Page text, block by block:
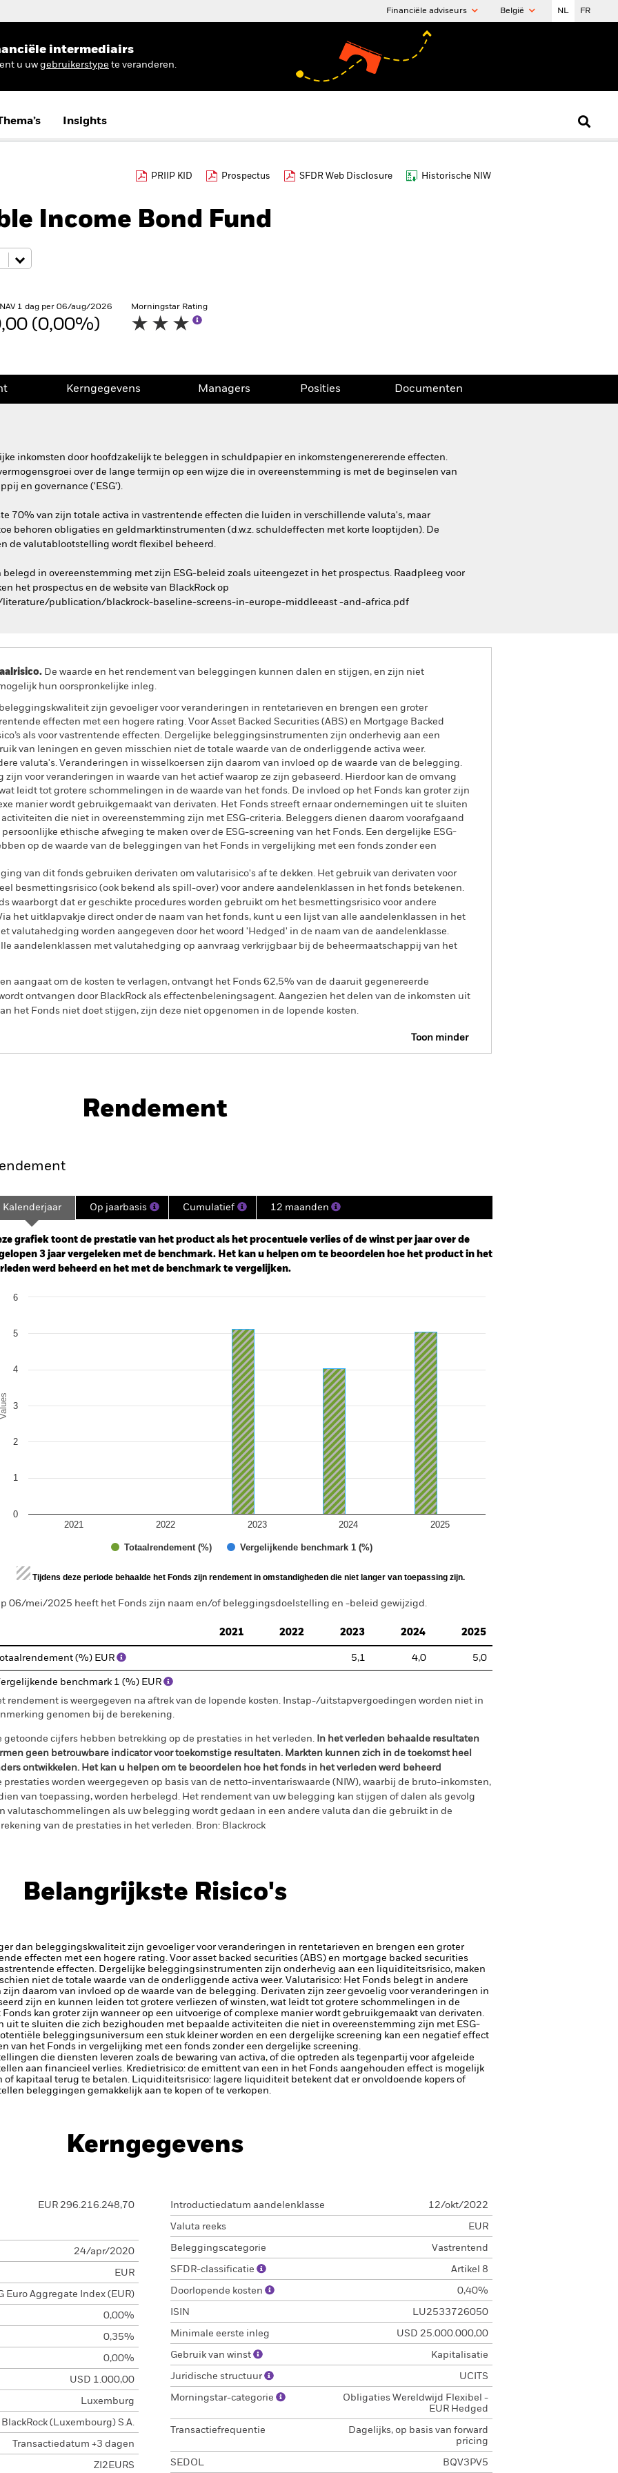
Financiële adviseurs België NL FR
intermediairs
u uw gebruikerstype te veranderen.
Insights
PRIIP KID Prospectus SFDR Web Disclosure Historische NIW
Income Bond Fund
1 dag per 06/aug/2026
(0,00%)
Morningstar Rating
Kerngegevens Managers Posities Documenten
inkomsten door hoofdzakelijk te beleggen in schuldpapier en inkomstengenererende effecten.
over de lange termijn op een wijze die in overeenstemming is met de beginselen van
en governance ('ESG').
70% van zijn totale activa in vastrentende effecten die luiden in verschillende valuta's, maar
behoren obligaties en geldmarktinstrumenten (d.w.z. schuldeffecten met korte looptijden). De
de valutablootstelling wordt flexibel beheerd.
belegd in overeenstemming met zijn ESG-beleid zoals uiteengezet in het prospectus. Raadpleeg voor
het prospectus en de website van BlackRock op
literature/publication/blackrock-baseline-screens-in-europe-middleeast -and-africa.pdf
De waarde en het rendement van beleggingen kunnen dalen en stijgen, en zijn niet
hun oorspronkelijke inleg.
zijn gevoeliger voor veranderingen in rentetarieven en brengen een groter
effecten met een hogere rating. Voor Asset Backed Securities (ABS) en Mortgage Backed
als voor vastrentende effecten. Dergelijke beleggingsinstrumenten zijn onderhevig aan een
van leningen en geven misschien niet de totale waarde van de onderliggende activa weer.
valuta's. Veranderingen in wisselkoersen zijn daarom van invloed op de waarde van de belegging.
voor veranderingen in waarde van het actief waarop ze zijn gebaseerd. Hierdoor kan de omvang
leidt tot grotere schommelingen in de waarde van het fonds. De invloed op het Fonds kan groter zijn
manier wordt gebruikgemaakt van derivaten. Het Fonds streeft ernaar ondernemingen uit te sluiten
die niet in overeenstemming zijn met ESG-criteria. Beleggers dienen daarom voorafgaand
ethische afweging te maken over de ESG-screening van het Fonds. Een dergelijke ESG-
op de waarde van de beleggingen van het Fonds in vergelijking met een fonds zonder een
van dit fonds gebruiken derivaten om valutarisico's af te dekken. Het gebruik van derivaten voor
besmettingsrisico (ook bekend als spill-over) voor andere aandelenklassen in het fonds betekenen.
waarborgt dat er geschikte procedures worden gebruikt om het besmettingsrisico voor andere
het uitklapvakje direct onder de naam van het fonds, kunt u een lijst van alle aandelenklassen in het
valutahedging worden aangegeven door het woord 'Hedged' in de naam van de aandelenklasse.
aandelenklassen met valutahedging op aanvraag verkrijgbaar bij de beheermaatschappij van het
aangaat om de kosten te verlagen, ontvangt het Fonds 62,5% van de daaruit gegenereerde
ontvangen door BlackRock als effectenbeleningsagent. Aangezien het delen van de inkomsten uit
het Fonds niet doet stijgen, zijn deze niet opgenomen in de lopende kosten.
Toon minder
Kerngegevens Managers
Rendement
2022-09-30 00:00:00 to 2026-07-31 00:00:00.
0 to 24.
Kalenderjaar Op jaarbasis Cumulatief 12 maanden
grafiek toont de prestatie van het product als het procentuele verlies of de winst per jaar over de
3 jaar vergeleken met de benchmark. Het kan u helpen om te beoordelen hoe het product in het
werd beheerd en het met de benchmark te vergelijken.
chart with 2 data series.
Values
Totaalrendement (%) Vergelijkende benchmark 1 (%)
2021 2022 2023 2024 2025
0
1
2
3
4
5
6
of interactive chart.
Tijdens deze periode behaalde het Fonds zijn rendement in omstandigheden die niet langer van toepassing zijn.
06/mei/2025 heeft het Fonds zijn naam en/of beleggingsdoelstelling en -beleid gewijzigd.
2021 2022 2023 2024 2025
Totaalrendement (%) EUR 5,1 4,0 5,0
benchmark 1 (%) EUR
rendement is weergegeven na aftrek van de lopende kosten. Instap-/uitstapvergoedingen worden niet in
genomen bij de berekening.
getoonde cijfers hebben betrekking op de prestaties in het verleden. In het verleden behaalde resultaten
geen betrouwbare indicator voor toekomstige resultaten. Markten kunnen zich in de toekomst heel
ontwikkelen. Het kan u helpen om te beoordelen hoe het fonds in het verleden werd beheerd
prestaties worden weergegeven op basis van de netto-inventariswaarde (NIW), waarbij de bruto-inkomsten,
van toepassing, worden herbelegd. Het rendement van uw belegging kan stijgen of dalen als gevolg
valutaschommelingen als uw belegging wordt gedaan in een andere valuta dan die gebruikt in de
van de prestaties in het verleden. Bron: Blackrock
Belangrijkste Risico's
dan beleggingskwaliteit zijn gevoeliger voor veranderingen in rentetarieven en brengen een groter
effecten met een hogere rating. Voor asset backed securities (ABS) en mortgage backed securities
effecten. Dergelijke beleggingsinstrumenten zijn onderhevig aan een liquiditeitsrisico, maken
niet de totale waarde van de onderliggende activa weer. Valutarisico: Het Fonds belegt in andere
daarom van invloed op de waarde van de belegging. Derivaten zijn zeer gevoelig voor veranderingen in
zijn en kunnen leiden tot grotere verliezen of winsten, wat leidt tot grotere schommelingen in de
kan groter zijn wanneer op een uitvoerige of complexe manier wordt gebruikgemaakt van derivaten.
uit te sluiten die zich bezighouden met bepaalde activiteiten die niet in overeenstemming zijn met ESG-
beleggingsuniversum een stuk kleiner worden en een dergelijke screening kan een negatief effect
van het Fonds in vergelijking met een fonds zonder een dergelijke screening.
die diensten leveren zoals de bewaring van activa, of die optreden als tegenpartij voor afgeleide
aan financieel verlies. Kredietrisico: de emittent van een in het Fonds aangehouden effect is mogelijk
of kapitaal terug te betalen. Liquiditeitsrisico: lagere liquiditeit betekent dat er onvoldoende kopers of
beleggingen gemakkelijk aan te kopen of te verkopen.
Kerngegevens
EUR 296.216.248,70
24/apr/2020
EUR
Euro Aggregate Index (EUR)
0,00%
0,35%
0,00%
USD 1.000,00
Luxemburg
BlackRock (Luxembourg) S.A.
Transactiedatum +3 dagen
ZI2EURS
Introductiedatum aandelenklasse 12/okt/2022
Valuta reeks EUR
Beleggingscategorie Vastrentend
SFDR-classificatie Artikel 8
Doorlopende kosten 0,40%
ISIN LU2533726050
Minimale eerste inleg USD 25.000.000,00
Gebruik van winst Kapitalisatie
Juridische structuur UCITS
Morningstar-categorie
Obligaties Wereldwijd Flexibel -
EUR Hedged
Transactiefrequentie
Dagelijks, op basis van forward
pricing
SEDOL BQV3PV5